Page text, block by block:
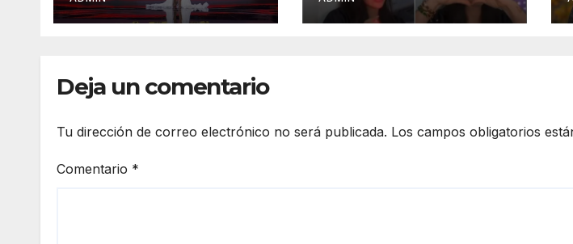
2026 en la segunda
Deja un comentario
Tu dirección de correo electrónico no será publicada. Los campos obligatorios
Comentario *